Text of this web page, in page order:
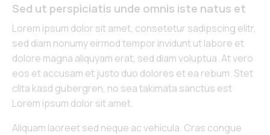
Sed ut perspiciatis unde omnis iste natus et
Lorem ipsum dolor sit amet, consetetur sadipscing elitr,
sed diam nonumy eirmod tempor invidunt ut labore et
dolore magna aliquyam erat, sed diam voluptua. At vero
eos et accusam et justo duo dolores et ea rebum. Stet
clita kasd gubergren, no sea takimata sanctus est
Lorem ipsum dolor sit amet.
Aliquam laoreet sed neque ac vehicula. Cras congue